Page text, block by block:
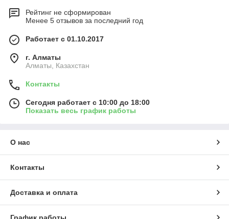
Рейтинг не сформирован
Менее 5 отзывов за последний год
Работает с 01.10.2017
г. Алматы
Алматы, Казахстан
Контакты
Сегодня работает с 10:00 до 18:00
Показать весь график работы
О нас
Контакты
Доставка и оплата